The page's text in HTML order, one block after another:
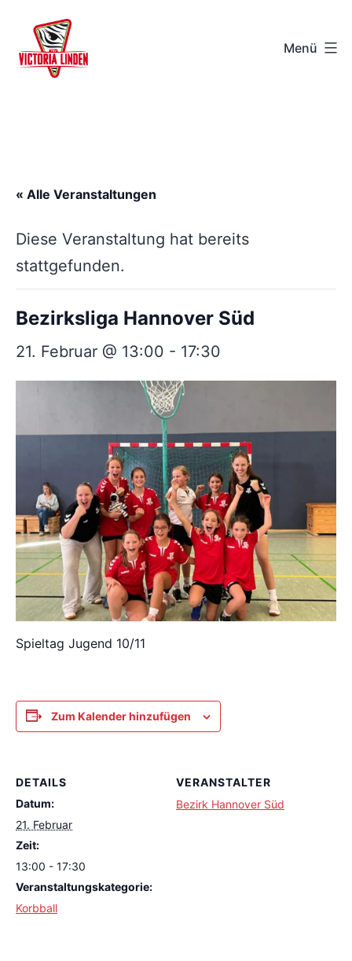
Inhalt
springen
-
Menü
« Alle Veranstaltungen
Diese Veranstaltung hat bereits
stattgefunden.
Bezirksliga Hannover Süd
21. Februar @ 13:00 - 17:30
Spieltag Jugend 10/11
Zum Kalender hinzufügen
DETAILS
Datum:
21. Februar
Zeit:
13:00 - 17:30
Veranstaltungskategorie:
Korbball
VERANSTALTER
Bezirk Hannover Süd